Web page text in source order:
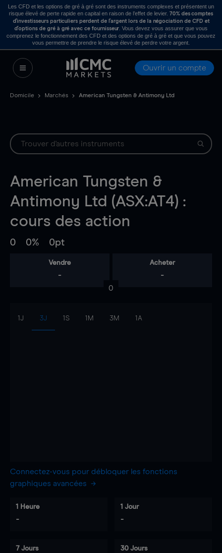
Les CFD et les options de gré à gré sont des instruments complexes et présentent un
risque élevé de perte rapide en capital en raison de l’effet de levier. 70% des comptes
d’investisseurs particuliers perdent de l’argent lors de la négociation de CFD et
d’options de gré à gré avec ce fournisseur . Vous devez vous assurer que vous
comprenez le fonctionnement des CFD et des options de gré à gré et que vous pouvez
vous permettre de prendre le risque élevé de perdre votre argent.
Ouvrir un compte
Domicile Marchés American Tungsten & Antimony Ltd
American Tungsten &
Antimony Ltd (ASX:AT4) :
cours des action
0 0% 0pt
Vendre
-
Acheter
-
0
1J 3J 1S 1M 3M 1A
Connectez-vous pour débloquer les fonctions
graphiques avancées
1 Heure
-
1 Jour
-
7 Jours 30 Jours